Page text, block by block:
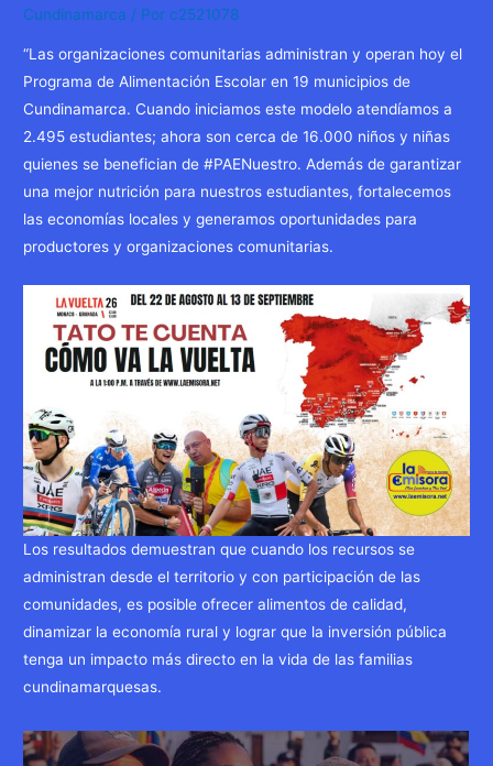
Cundinamarca / Por c2521078
“Las organizaciones comunitarias administran y operan hoy el
Programa de Alimentación Escolar en 19 municipios de
Cundinamarca. Cuando iniciamos este modelo atendíamos a
2.495 estudiantes; ahora son cerca de 16.000 niños y niñas
quienes se benefician de #PAENuestro. Además de garantizar
una mejor nutrición para nuestros estudiantes, fortalecemos
las economías locales y generamos oportunidades para
productores y organizaciones comunitarias.
Los resultados demuestran que cuando los recursos se
administran desde el territorio y con participación de las
comunidades, es posible ofrecer alimentos de calidad,
dinamizar la economía rural y lograr que la inversión pública
tenga un impacto más directo en la vida de las familias
cundinamarquesas.